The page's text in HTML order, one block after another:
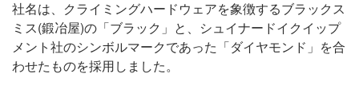
社名は、クライミングハードウェアを象徴するブラックス
ミス(鍛冶屋)の「ブラック」と、シュイナードイクイップ
メント社のシンボルマークであった「ダイヤモンド」を合
わせたものを採用しました。